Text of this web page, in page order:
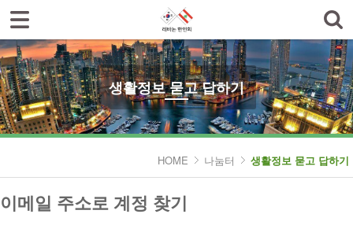
생활정보 묻고 답하기
HOME 나눔터 생활정보 묻고 답하기
이메일 주소로 계정 찾기
로그인
한인회소개
공지사항
한글학교
- 생활정보 묻고 답하기